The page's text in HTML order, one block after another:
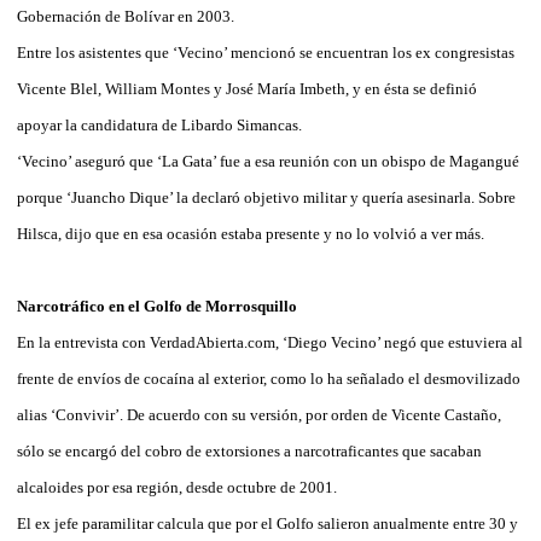
Gobernación de Bolívar en 2003.
Entre los asistentes que ‘Vecino’ mencionó se encuentran los ex congresistas
Vicente Blel, William Montes y José María Imbeth, y en ésta se definió
apoyar la candidatura de Libardo Simancas.
‘Vecino’ aseguró que ‘La Gata’ fue a esa reunión con un obispo de Magangué
porque ‘Juancho Dique’ la declaró objetivo militar y quería asesinarla. Sobre
Hilsca, dijo que en esa ocasión estaba presente y no lo volvió a ver más.
Narcotráfico en el Golfo de Morrosquillo
En la entrevista con VerdadAbierta.com, ‘Diego Vecino’ negó que estuviera al
frente de envíos de cocaína al exterior, como lo ha señalado el desmovilizado
alias ‘Convivir’. De acuerdo con su versión, por orden de Vicente Castaño,
sólo se encargó del cobro de extorsiones a narcotraficantes que sacaban
alcaloides por esa región, desde octubre de 2001.
El ex jefe paramilitar calcula que por el Golfo salieron anualmente entre 30 y